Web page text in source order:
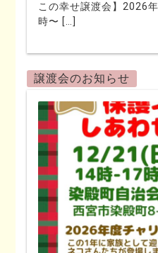
この幸せ譲渡会】2026
時〜 […]
譲渡会のお知らせ